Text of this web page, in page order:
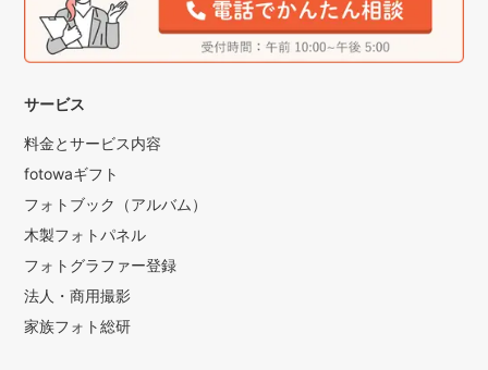
その他なにか気になることがあればなんでも問い合わせくだ
さい。
こんな写真撮りたい！など要望も大歓迎です。
サービス
料金とサービス内容
fotowaギフト
フォトブック（アルバム）
木製フォトパネル
フォトグラファー登録
法人・商用撮影
家族フォト総研